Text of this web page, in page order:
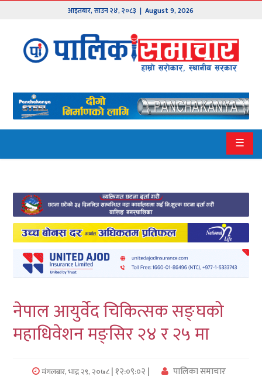
आइतबार,साउन२४,२०८३ | August 9, 2026
मुख्य
समाचार
हाम्रो
पालिका
१
२
बागमती
गण्डकी
कर्णाली
सुदुरपश्चिम
प्रदेश/
☰
नेपाल आयुर्वेद चिकित्सक सङ्घको
महाधिवेशन मङ्सिर २४ र २५ मा
मंगलबार, भाद्र २९, २०७८| १२:०९:०२ | पालिका समाचार